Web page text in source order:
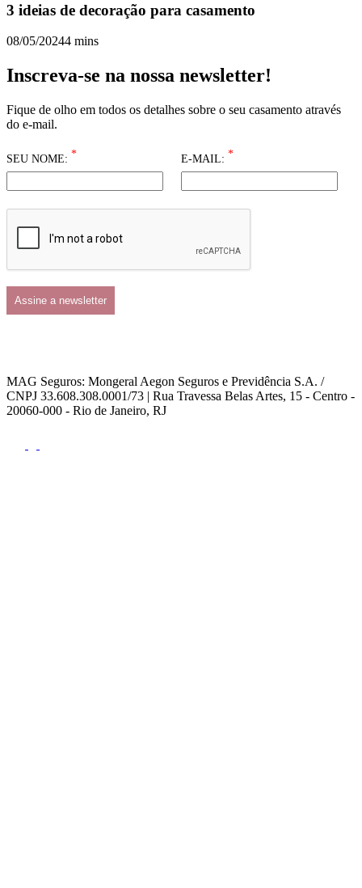
3 ideias de decoração para casamento
08/05/20244 mins
Inscreva-se na nossa newsletter!
Fique de olho em todos os detalhes sobre o seu casamento através
do e-mail.
SEU NOME: * E-MAIL: *
MAG Seguros: Mongeral Aegon Seguros e Previdência S.A. /
CNPJ 33.608.308.0001/73 | Rua Travessa Belas Artes, 15 - Centro -
20060-000 - Rio de Janeiro, RJ